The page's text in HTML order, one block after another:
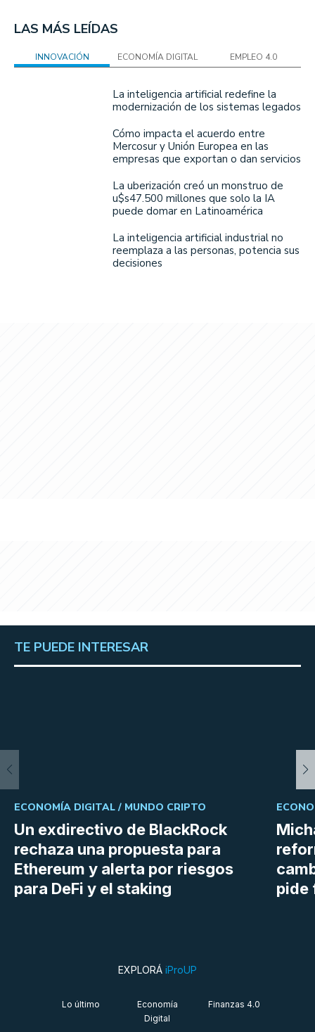
LAS MÁS LEÍDAS
INNOVACIÓN ECONOMÍA DIGITAL EMPLEO 4.0
La inteligencia artificial redefine la
modernización de los sistemas legados
Cómo impacta el acuerdo entre
Mercosur y Unión Europea en las
empresas que exportan o dan servicios
La uberización creó un monstruo de
u$s47.500 millones que solo la IA
puede domar en Latinoamérica
La inteligencia artificial industrial no
reemplaza a las personas, potencia sus
decisiones
TE PUEDE INTERESAR
Un exdirectivo de BlackRock
rechaza una propuesta para
Ethereum y alerta por riesgos
para DeFi y el staking
ECONOMÍA DIGITAL / MUNDO CRIPTO
pide
EXPLORÁ iProUP
Lo último
Economía
Digital
Finanzas 4.0